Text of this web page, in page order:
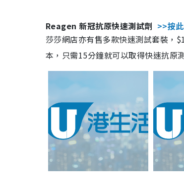
Reagen 新冠抗原快速測試劑 >>按
莎莎網店亦有售多款快速測試套裝，
本，只需15分鐘就可以取得快速抗原